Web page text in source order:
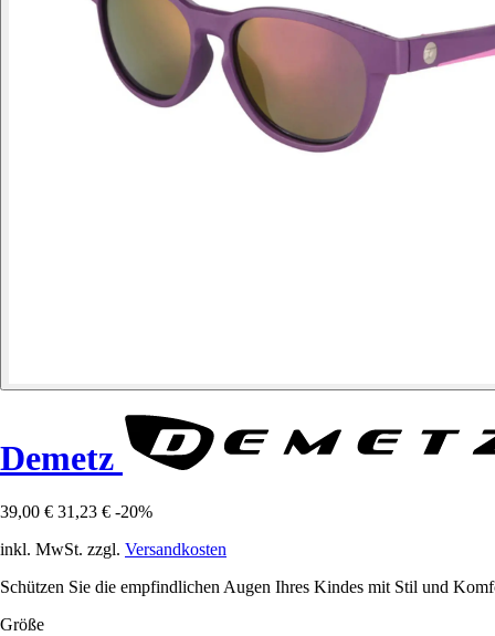
Demetz
39,00 € 31,23 € -20%
inkl. MwSt. zzgl. Versandkosten
Schützen Sie die empfindlichen Augen Ihres Kindes mit Stil und
Größe